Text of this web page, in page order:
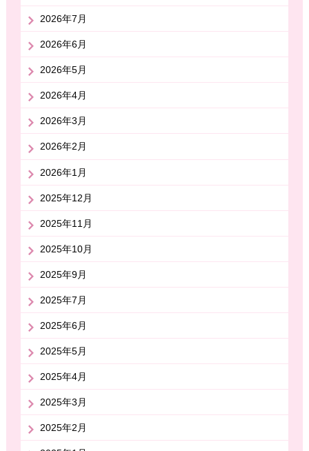
2026年7月
2026年6月
2026年5月
2026年4月
2026年3月
2026年2月
2026年1月
2025年12月
2025年11月
2025年10月
2025年9月
2025年7月
2025年6月
2025年5月
2025年4月
2025年3月
2025年2月